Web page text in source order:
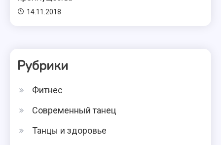
14.11.2018
Рубрики
Фитнес
Современный танец
Танцы и здоровье